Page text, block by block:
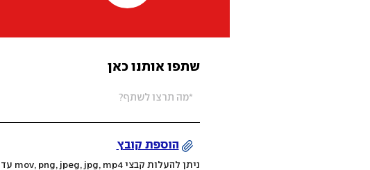
שתפו אותנו כאן
הוספת קובץ
ניתן להעלות קבצי mov, png, jpeg, jpg, mp4 עד 200MB